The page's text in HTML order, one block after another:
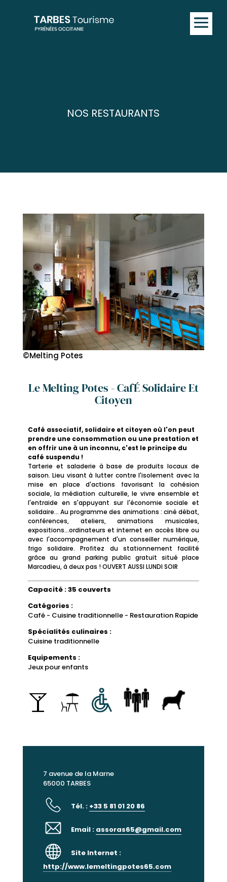
NOS RESTAURANTS
©Melting Potes
Le Melting Potes - CafÉ Solidaire Et
Citoyen
Café associatif, solidaire et citoyen où l'on peut
prendre une consommation ou une prestation et
en offrir une à un inconnu, c'est le principe du
café suspendu !
Tarterie et saladerie à base de produits locaux de
saison. Lieu visant à lutter contre l'isolement avec la
mise en place d'actions favorisant la cohésion
sociale, la médiation culturelle, le vivre ensemble et
l'entraide en s'appuyant sur l'économie sociale et
solidaire... Au programme des animations : ciné débat,
conférences, ateliers, animations musicales,
expositions...ordinateurs et internet en accès libre ou
avec l'accompagnement d'un conseiller numérique,
frigo solidaire. Profitez du stationnement facilité
grâce au grand parking public gratuit situé place
Marcadieu, à deux pas ! OUVERT AUSSI LUNDI SOIR
Capacité : 35 couverts
Catégories :
Café - Cuisine traditionnelle - Restauration Rapide
Spécialités culinaires :
Cuisine traditionnelle
Equipements :
Jeux pour enfants
7 avenue de la Marne
65000 TARBES
Tél. : +33 5 81 01 20 86
Email : assoras65@gmail.com
Site Internet :
http://www.lemeltingpotes65.com